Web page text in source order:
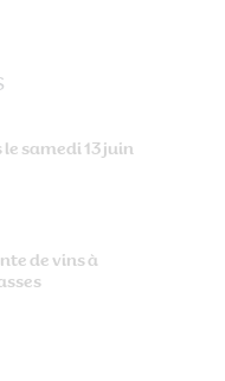
samedi 13 juin
de vins à